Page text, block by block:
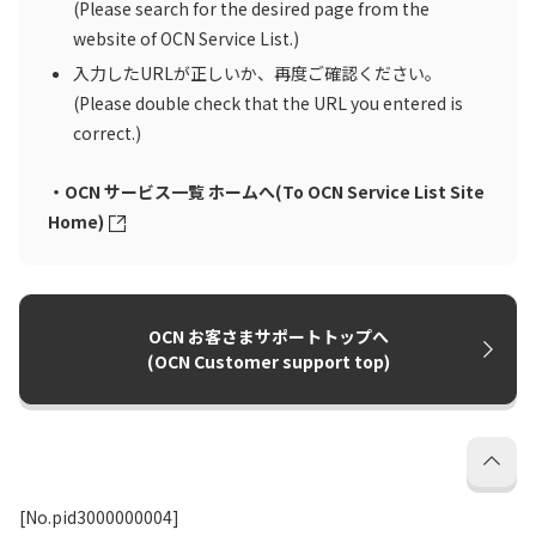
(Please search for the desired page from the
website of OCN Service List.)
入力したURLが正しいか、再度ご確認ください。
(Please double check that the URL you entered is
correct.)
・OCN サービス一覧 ホームへ(To OCN Service List Site
Home)
OCN お客さまサポートトップへ
(OCN Customer support top)
[No.pid3000000004]